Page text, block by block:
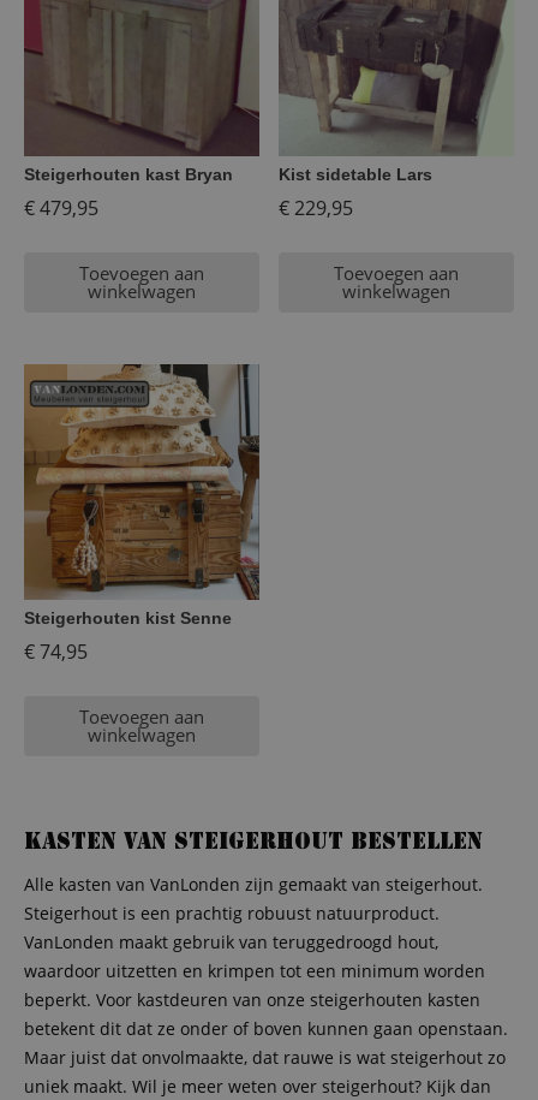
Steigerhouten kast Bryan
€479,95
Toevoegen aan
winkelwagen
Kist sidetable Lars
€229,95
Toevoegen aan
winkelwagen
Steigerhouten kist Senne
€74,95
Toevoegen aan
winkelwagen
Kasten van steigerhout bestellen
Alle kasten van VanLonden zijn gemaakt van steigerhout.
Steigerhout is een prachtig robuust natuurproduct.
VanLonden maakt gebruik van teruggedroogd hout,
waardoor uitzetten en krimpen tot een minimum worden
beperkt. Voor kastdeuren van onze steigerhouten kasten
betekent dit dat ze onder of boven kunnen gaan openstaan.
Maar juist dat onvolmaakte, dat rauwe is wat steigerhout zo
uniek maakt. Wil je meer weten over steigerhout? Kijk dan